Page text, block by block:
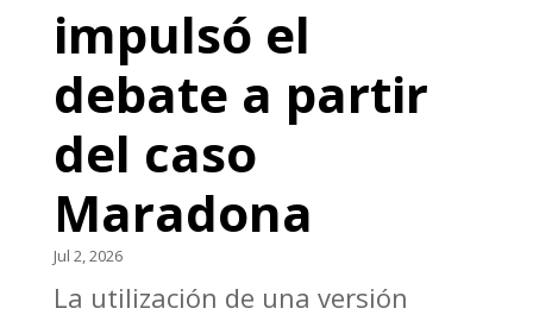
impulsó el
debate a partir
del caso
Maradona
Jul 2, 2026
La utilización de una versión